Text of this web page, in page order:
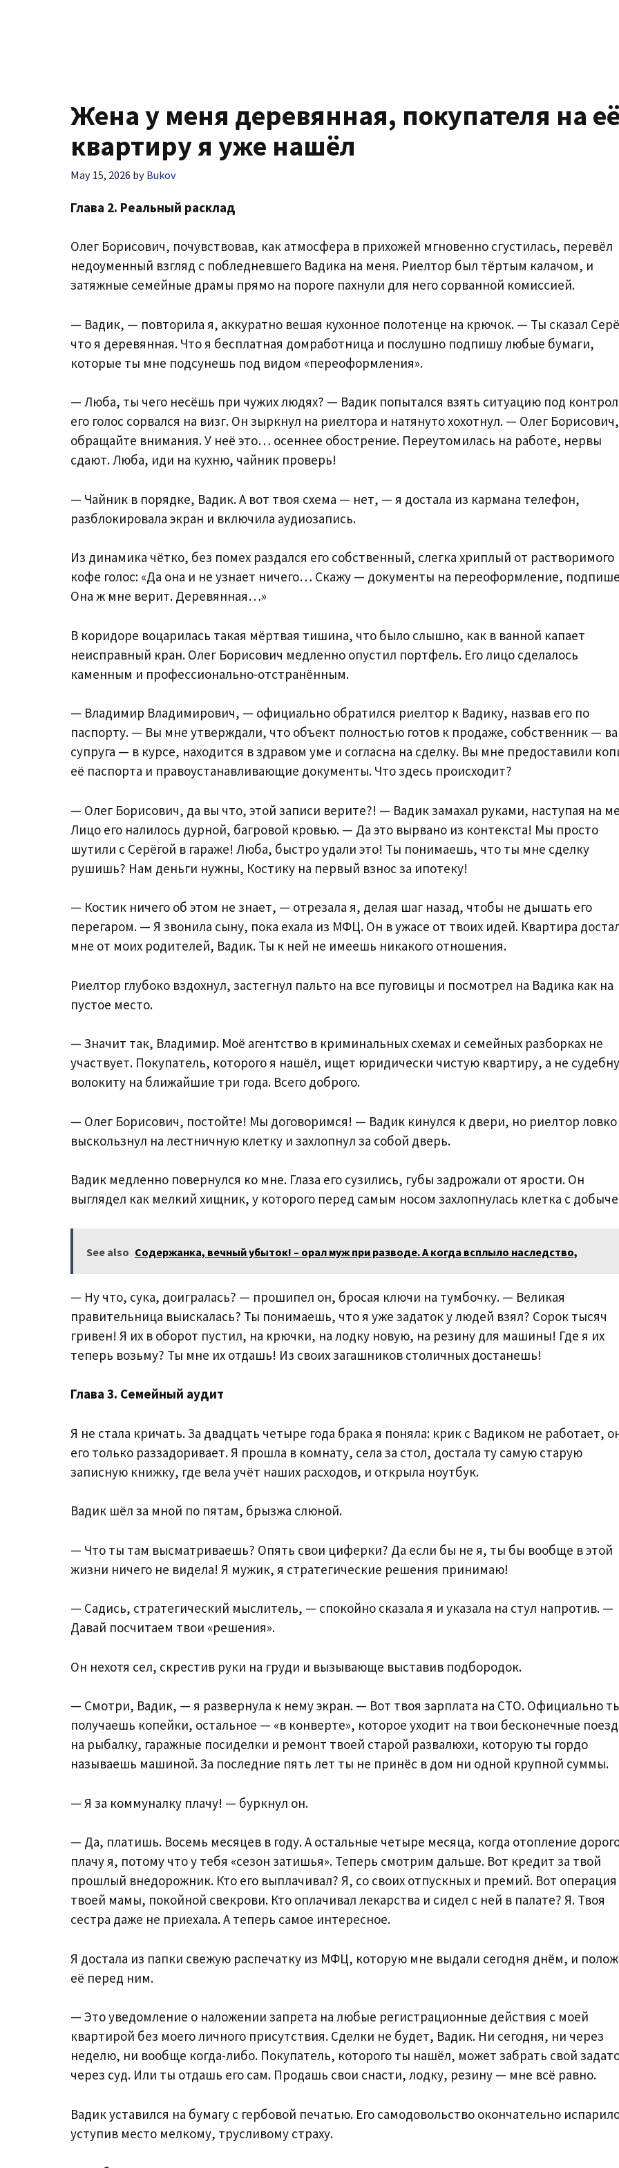
Жена у меня деревянная, покупателя на её
квартиру я уже нашёл
May 15, 2026 by Bukov
Глава 2. Реальный расклад
Олег Борисович, почувствовав, как атмосфера в прихожей мгновенно сгустилась, перевёл
недоуменный взгляд с побледневшего Вадика на меня. Риелтор был тёртым калачом, и
затяжные семейные драмы прямо на пороге пахнули для него сорванной комиссией.
— Вадик, — повторила я, аккуратно вешая кухонное полотенце на крючок. — Ты сказал
что я деревянная. Что я бесплатная домработница и послушно подпишу любые бумаги,
которые ты мне подсунешь под видом «переоформления».
— Люба, ты чего несёшь при чужих людях? — Вадик попытался взять ситуацию под
его голос сорвался на визг. Он зыркнул на риелтора и натянуто хохотнул. — Олег
обращайте внимания. У неё это… осеннее обострение. Переутомилась на работе, нервы
сдают. Люба, иди на кухню, чайник проверь!
— Чайник в порядке, Вадик. А вот твоя схема — нет, — я достала из кармана телефон,
разблокировала экран и включила аудиозапись.
Из динамика чётко, без помех раздался его собственный, слегка хриплый от растворимого
кофе голос: «Да она и не узнает ничего… Скажу — документы на переоформление,
Она ж мне верит. Деревянная…»
В коридоре воцарилась такая мёртвая тишина, что было слышно, как в ванной капает
неисправный кран. Олег Борисович медленно опустил портфель. Его лицо сделалось
каменным и профессионально-отстранённым.
— Владимир Владимирович, — официально обратился риелтор к Вадику, назвав его по
паспорту. — Вы мне утверждали, что объект полностью готов к продаже, собственник —
супруга — в курсе, находится в здравом уме и согласна на сделку. Вы мне предоставили
её паспорта и правоустанавливающие документы. Что здесь происходит?
— Олег Борисович, да вы что, этой записи верите?! — Вадик замахал руками, наступая на
Лицо его налилось дурной, багровой кровью. — Да это вырвано из контекста! Мы просто
шутили с Серёгой в гараже! Люба, быстро удали это! Ты понимаешь, что ты мне сделку
рушишь? Нам деньги нужны, Костику на первый взнос за ипотеку!
— Костик ничего об этом не знает, — отрезала я, делая шаг назад, чтобы не дышать его
перегаром. — Я звонила сыну, пока ехала из МФЦ. Он в ужасе от твоих идей. Квартира
мне от моих родителей, Вадик. Ты к ней не имеешь никакого отношения.
Риелтор глубоко вздохнул, застегнул пальто на все пуговицы и посмотрел на Вадика как на
пустое место.
— Значит так, Владимир. Моё агентство в криминальных схемах и семейных разборках не
участвует. Покупатель, которого я нашёл, ищет юридически чистую квартиру, а не
волокиту на ближайшие три года. Всего доброго.
— Олег Борисович, постойте! Мы договоримся! — Вадик кинулся к двери, но риелтор ловко
выскользнул на лестничную клетку и захлопнул за собой дверь.
Вадик медленно повернулся ко мне. Глаза его сузились, губы задрожали от ярости. Он
выглядел как мелкий хищник, у которого перед самым носом захлопнулась клетка с
See also Содержанка, вечный убыток! – орал муж при разводе. А когда всплыло наследство,
— Ну что, сука, доигралась? — прошипел он, бросая ключи на тумбочку. — Великая
правительница выискалась? Ты понимаешь, что я уже задаток у людей взял? Сорок тысяч
гривен! Я их в оборот пустил, на крючки, на лодку новую, на резину для машины! Где я их
теперь возьму? Ты мне их отдашь! Из своих загашников столичных достанешь!
Глава 3. Семейный аудит
Я не стала кричать. За двадцать четыре года брака я поняла: крик с Вадиком не работает,
его только раззадоривает. Я прошла в комнату, села за стол, достала ту самую старую
записную книжку, где вела учёт наших расходов, и открыла ноутбук.
Вадик шёл за мной по пятам, брызжа слюной.
— Что ты там высматриваешь? Опять свои циферки? Да если бы не я, ты бы вообще в этой
жизни ничего не видела! Я мужик, я стратегические решения принимаю!
— Садись, стратегический мыслитель, — спокойно сказала я и указала на стул напротив. —
Давай посчитаем твои «решения».
Он нехотя сел, скрестив руки на груди и вызывающе выставив подбородок.
— Смотри, Вадик, — я развернула к нему экран. — Вот твоя зарплата на СТО. Официально
получаешь копейки, остальное — «в конверте», которое уходит на твои бесконечные
на рыбалку, гаражные посиделки и ремонт твоей старой развалюхи, которую ты гордо
называешь машиной. За последние пять лет ты не принёс в дом ни одной крупной суммы.
— Я за коммуналку плачу! — буркнул он.
— Да, платишь. Восемь месяцев в году. А остальные четыре месяца, когда отопление
плачу я, потому что у тебя «сезон затишья». Теперь смотрим дальше. Вот кредит за твой
прошлый внедорожник. Кто его выплачивал? Я, со своих отпускных и премий. Вот операция
твоей мамы, покойной свекрови. Кто оплачивал лекарства и сидел с ней в палате? Я. Твоя
сестра даже не приехала. А теперь самое интересное.
Я достала из папки свежую распечатку из МФЦ, которую мне выдали сегодня днём, и
её перед ним.
— Это уведомление о наложении запрета на любые регистрационные действия с моей
квартирой без моего личного присутствия. Сделки не будет, Вадик. Ни сегодня, ни через
неделю, ни вообще когда-либо. Покупатель, которого ты нашёл, может забрать свой
через суд. Или ты отдашь его сам. Продашь свои снасти, лодку, резину — мне всё равно.
Вадик уставился на бумагу с гербовой печатью. Его самодовольство окончательно
уступив место мелкому, трусливому страху.